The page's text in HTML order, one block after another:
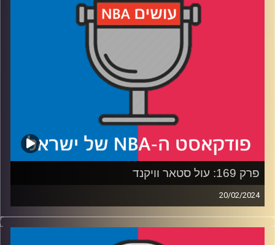
עידן לוצקי
פרק 169: עול סטאר וויקנד
20/02/2024
פודקאסט האן.בי.איי עם ערן סורוקה, שרון דוידוביץ׳, משה
דוידוביץ׳ ועידן לוצקי